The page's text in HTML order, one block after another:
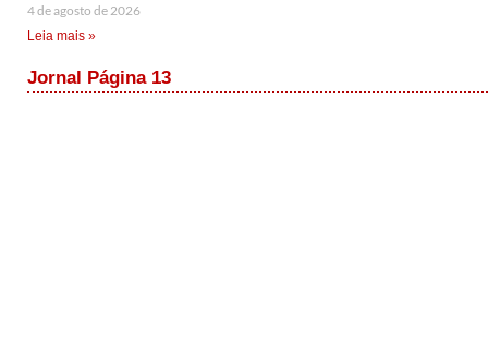
4 de agosto de 2026
Leia mais »
Jornal Página 13